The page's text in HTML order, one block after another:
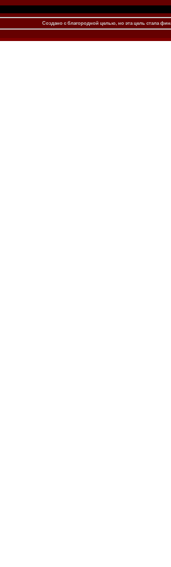
Создано c благородной целью, но эта цель стала